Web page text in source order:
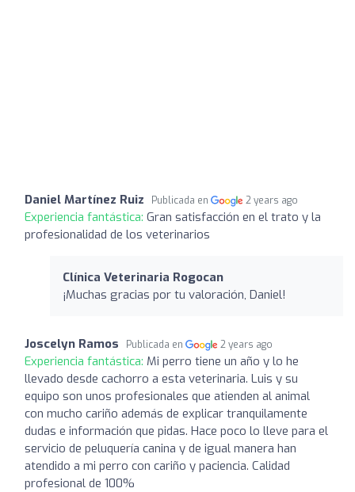
Daniel Martínez Ruiz Publicada en 2 years ago
Experiencia fantástica: Gran satisfacción en el trato y la
profesionalidad de los veterinarios
Clínica Veterinaria Rogocan
¡Muchas gracias por tu valoración, Daniel!
Joscelyn Ramos Publicada en 2 years ago
Experiencia fantástica: Mi perro tiene un año y lo he
llevado desde cachorro a esta veterinaria. Luis y su
equipo son unos profesionales que atienden al animal
con mucho cariño además de explicar tranquilamente
dudas e información que pidas. Hace poco lo lleve para el
servicio de peluquería canina y de igual manera han
atendido a mi perro con cariño y paciencia. Calidad
profesional de 100%